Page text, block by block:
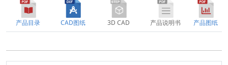
产品目录 CAD图纸 3D CAD 产品说明书 产品图纸